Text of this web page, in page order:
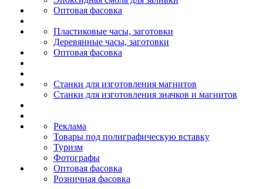
Оптовая фасовка
Пластиковые часы, заготовки
Деревянные часы, заготовки
Оптовая фасовка
Станки для изготовления магнитов
Станки для изготовления значков и магнитов
Реклама
Товары под полиграфическую вставку
Туризм
Фотографы
Оптовая фасовка
Розничная фасовка